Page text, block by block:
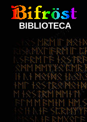
BIBLIOTECA